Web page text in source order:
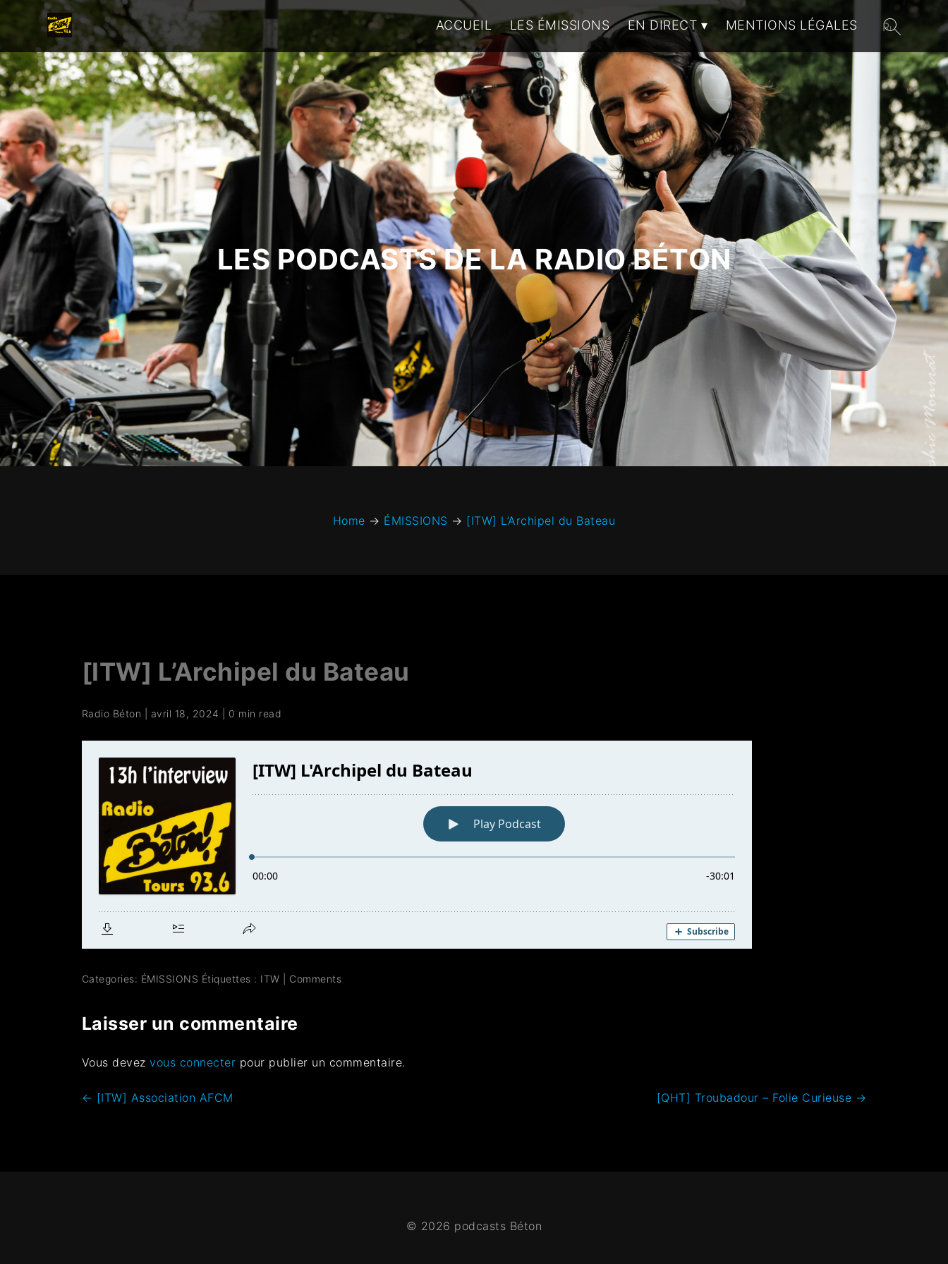
ACCUEIL LES ÉMISSIONS EN DIRECT MENTIONS LÉGALES
LES PODCASTS DE LA RADIO BÉTON
Home → ÉMISSIONS → [ITW] L’Archipel du Bateau
[ITW] L’Archipel du Bateau
Radio Béton avril 18, 2024 0 min read
Categories: ÉMISSIONS Étiquettes : ITW Comments
Laisser un commentaire
Vous devezvous connecter pour publier un commentaire.
← [ITW] Association AFCM [QHT] Troubadour – Folie Curieuse →
© 2026 podcasts Béton